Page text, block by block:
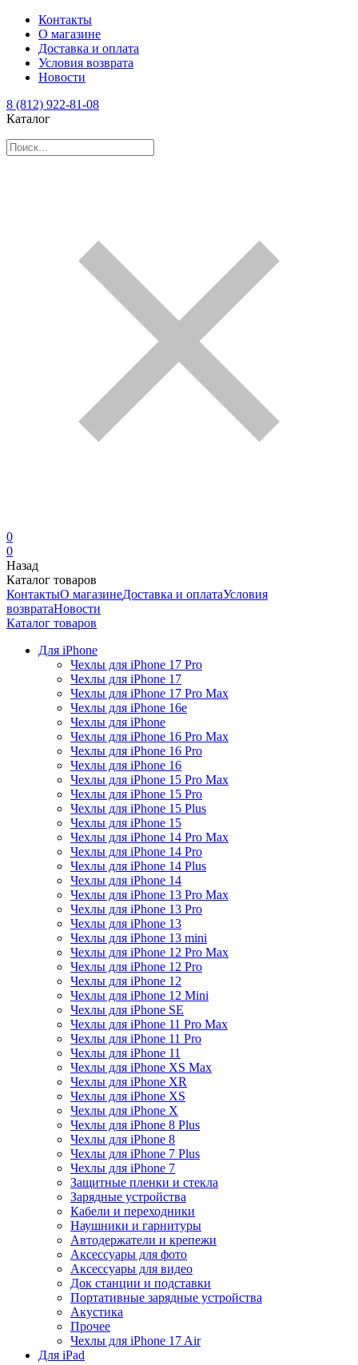
Контакты
О магазине
Доставка и оплата
Условия возврата
Новости
8 (812) 922-81-08
Каталог
0
0
Назад
Каталог товаров
КонтактыО магазинеДоставка и оплатаУсловия
возвратаНовости
Каталог товаров
Для iPhone
Чехлы для iPhone 17 Pro
Чехлы для iPhone 17
Чехлы для iPhone 17 Pro Max
Чехлы для iPhone 16e
Чехлы для iPhone
Чехлы для iPhone 16 Pro Max
Чехлы для iPhone 16 Pro
Чехлы для iPhone 16
Чехлы для iPhone 15 Pro Max
Чехлы для iPhone 15 Pro
Чехлы для iPhone 15 Plus
Чехлы для iPhone 15
Чехлы для iPhone 14 Pro Max
Чехлы для iPhone 14 Pro
Чехлы для iPhone 14 Plus
Чехлы для iPhone 14
Чехлы для iPhone 13 Pro Max
Чехлы для iPhone 13 Pro
Чехлы для iPhone 13
Чехлы для iPhone 13 mini
Чехлы для iPhone 12 Pro Max
Чехлы для iPhone 12 Pro
Чехлы для iPhone 12
Чехлы для iPhone 12 Mini
Чехлы для iPhone SE
Чехлы для iPhone 11 Pro Max
Чехлы для iPhone 11 Pro
Чехлы для iPhone 11
Чехлы для iPhone XS Max
Чехлы для iPhone XR
Чехлы для iPhone XS
Чехлы для iPhone X
Чехлы для iPhone 8 Plus
Чехлы для iPhone 8
Чехлы для iPhone 7 Plus
Чехлы для iPhone 7
Защитные пленки и стекла
Зарядные устройства
Кабели и переходники
Наушники и гарнитуры
Автодержатели и крепежи
Аксессуары для фото
Аксессуары для видео
Док станции и подставки
Портативные зарядные устройства
Акустика
Прочее
Чехлы для iPhone 17 Air
Для iPad